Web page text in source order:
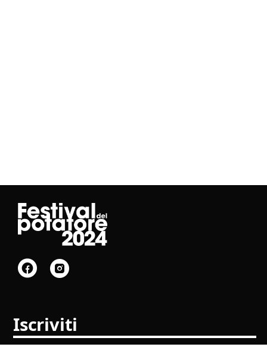
Iscriviti